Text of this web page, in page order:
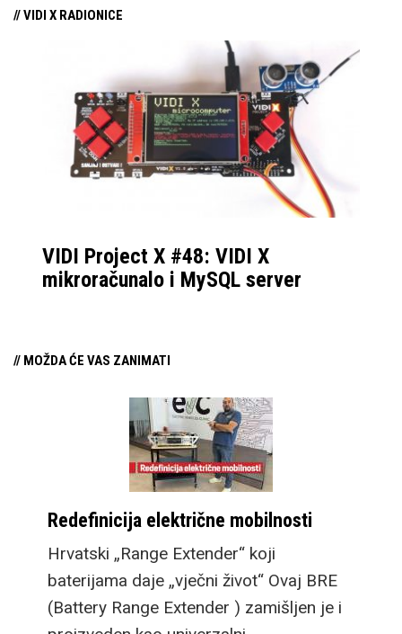
// VIDI X RADIONICE
VIDI Project X #48: VIDI X
mikroračunalo i MySQL server
// MOŽDA ĆE VAS ZANIMATI
Redefinicija električne mobilnosti
Hrvatski „Range Extender“ koji
baterijama daje „vječni život“ Ovaj BRE
(Battery Range Extender ) zamišljen je i